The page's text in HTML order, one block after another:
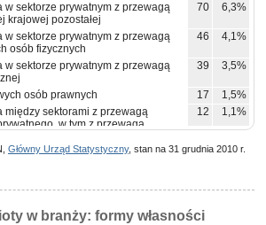
w sektorze prywatnym z przewagą
krajowej pozostałej
70 6,3%
w sektorze prywatnym z przewagą
osób fizycznych
46 4,1%
w sektorze prywatnym z przewagą
39 3,5%
osób prawnych 17
1,5%
między sektorami z przewagą
w tym z przewagą
12 1,1%
między sektorami z przewagą
10 0,9%
rodzaju własności prywatnej
Główny Urząd Statystyczny, stan na 31 grudnia 2010 r.
w branży: formy własności